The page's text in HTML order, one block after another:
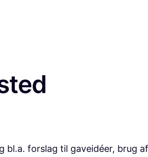
bl.a. forslag til gaveidéer, brug